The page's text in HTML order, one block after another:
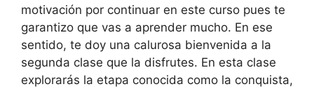
motivación por continuar en este curso pues te
garantizo que vas a aprender mucho. En ese
sentido, te doy una calurosa bienvenida a la
segunda clase que la disfrutes. En esta clase
explorarás la etapa conocida como la conquista,